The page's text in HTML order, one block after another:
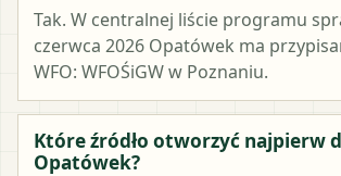
Tak. W centralnej liście programu
czerwca 2026 Opatówek ma
WFO: WFOŚiGW w Poznaniu.
Które źródło otworzyć najpierw
Opatówek?